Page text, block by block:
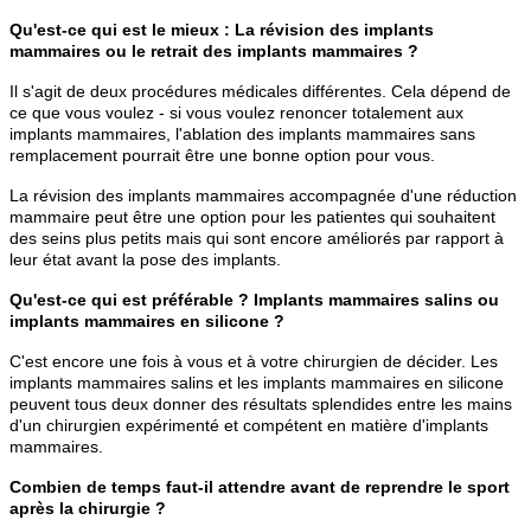
Qu'est-ce qui est le mieux : La révision des implants
mammaires ou le retrait des implants mammaires ?
Il s'agit de deux procédures médicales différentes. Cela dépend de
ce que vous voulez - si vous voulez renoncer totalement aux
implants mammaires, l'ablation des implants mammaires sans
remplacement pourrait être une bonne option pour vous.
La révision des implants mammaires accompagnée d'une réduction
mammaire peut être une option pour les patientes qui souhaitent
des seins plus petits mais qui sont encore améliorés par rapport à
leur état avant la pose des implants.
Qu'est-ce qui est préférable ? Implants mammaires salins ou
implants mammaires en silicone ?
C'est encore une fois à vous et à votre chirurgien de décider. Les
implants mammaires salins et les implants mammaires en silicone
peuvent tous deux donner des résultats splendides entre les mains
d'un chirurgien expérimenté et compétent en matière d'implants
mammaires.
Combien de temps faut-il attendre avant de reprendre le sport
après la chirurgie ?